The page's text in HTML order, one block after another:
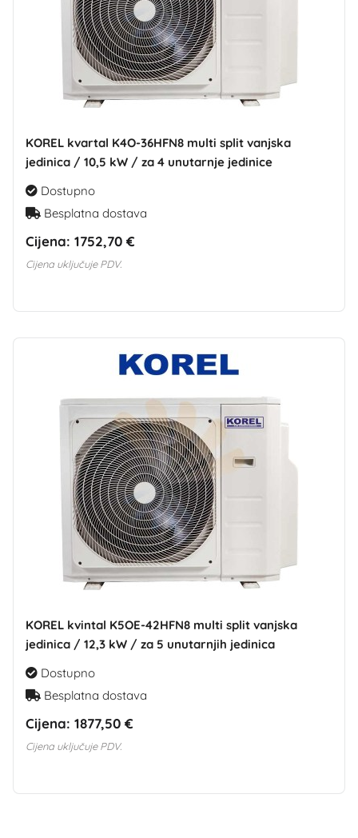
KOREL kvartal K4O-36HFN8 multi split vanjska
jedinica / 10,5 kW / za 4 unutarnje jedinice
Dostupno
Besplatna dostava
Cijena: 1752,70 €
Cijena uključuje PDV.
KOREL kvintal K5OE-42HFN8 multi split vanjska
jedinica / 12,3 kW / za 5 unutarnjih jedinica
Dostupno
Besplatna dostava
Cijena: 1877,50 €
Cijena uključuje PDV.